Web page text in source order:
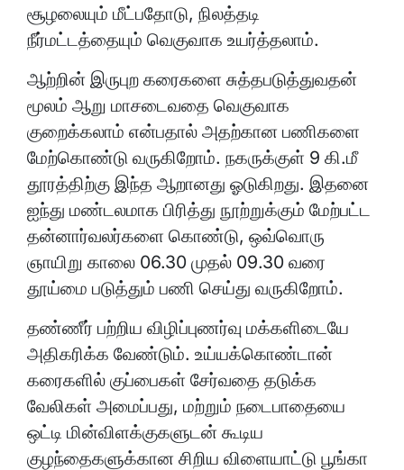
சூழலையும் மீட்பதோடு, நிலத்தடி
நீர்மட்டத்தையும் வெகுவாக உயர்த்தலாம்.
ஆற்றின் இருபுற கரைகளை சுத்தபடுத்துவதன்
மூலம் ஆறு மாசடைவதை வெகுவாக
குறைக்கலாம் என்பதால் அதற்கான பணிகளை
மேற்கொண்டு வருகிறோம். நகருக்குள் 9 கி.மீ
தூரத்திற்கு இந்த ஆறானது ஓடுகிறது. இதனை
ஐந்து மண்டலமாக பிரித்து நூற்றுக்கும் மேற்பட்ட
தன்னார்வலர்களை கொண்டு, ஒவ்வொரு
ஞாயிறு காலை 06.30 முதல் 09.30 வரை
தூய்மை படுத்தும் பணி செய்து வருகிறோம்.
தண்ணீர் பற்றிய விழிப்புணர்வு மக்களிடையே
அதிகரிக்க வேண்டும். உய்யக்கொண்டான்
கரைகளில் குப்பைகள் சேர்வதை தடுக்க
வேலிகள் அமைப்பது, மற்றும் நடைபாதையை
ஒட்டி மின்விளக்குகளுடன் கூடிய
குழந்தைகளுக்கான சிறிய விளையாட்டு பூங்கா